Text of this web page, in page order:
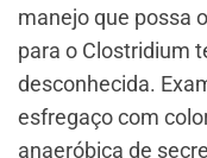
manejo que possa
para o Clostridium
desconhecida.
esfregaço com
anaeróbica de